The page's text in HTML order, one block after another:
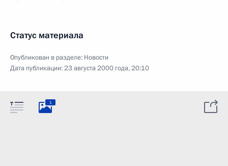
Статус материала
Опубликован в разделе: Новости
Дата публикации:23 августа 2000 года, 20:10
1